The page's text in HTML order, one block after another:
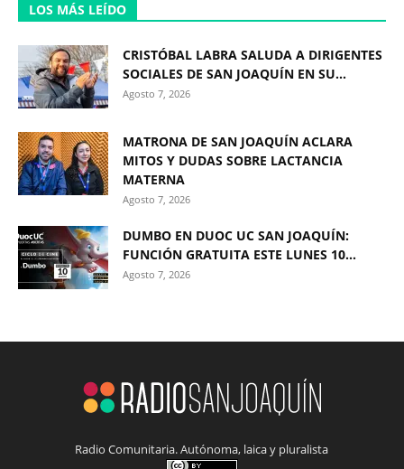
LOS MÁS LEÍDO
CRISTÓBAL LABRA SALUDA A DIRIGENTES
SOCIALES DE SAN JOAQUÍN EN SU...
Agosto 7, 2026
MATRONA DE SAN JOAQUÍN ACLARA
MITOS Y DUDAS SOBRE LACTANCIA
MATERNA
Agosto 7, 2026
DUMBO EN DUOC UC SAN JOAQUÍN:
FUNCIÓN GRATUITA ESTE LUNES 10...
Agosto 7, 2026
Radio Comunitaria. Autónoma, laica y pluralista